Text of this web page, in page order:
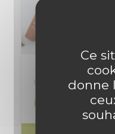
Comment faire
plantes ?
Ce
donne